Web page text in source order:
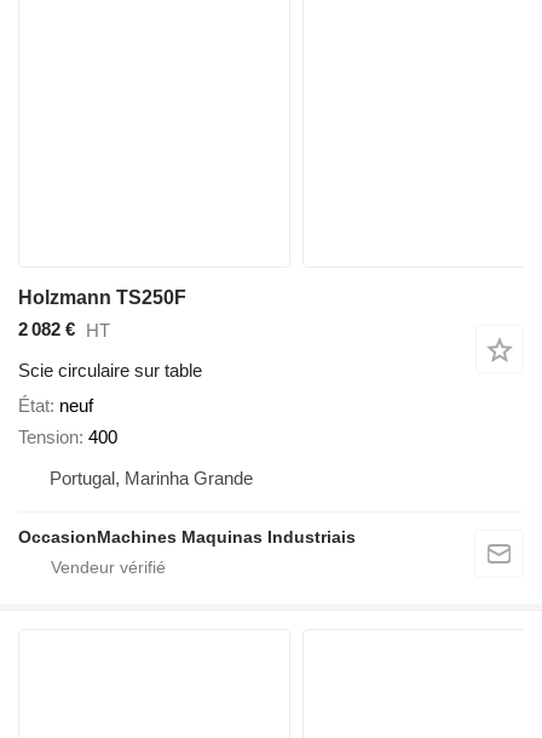
Holzmann TS250F
2 082 € HT
Scie circulaire sur table
État neuf
Tension 400
Portugal, Marinha Grande
OccasionMachines Maquinas Industriais